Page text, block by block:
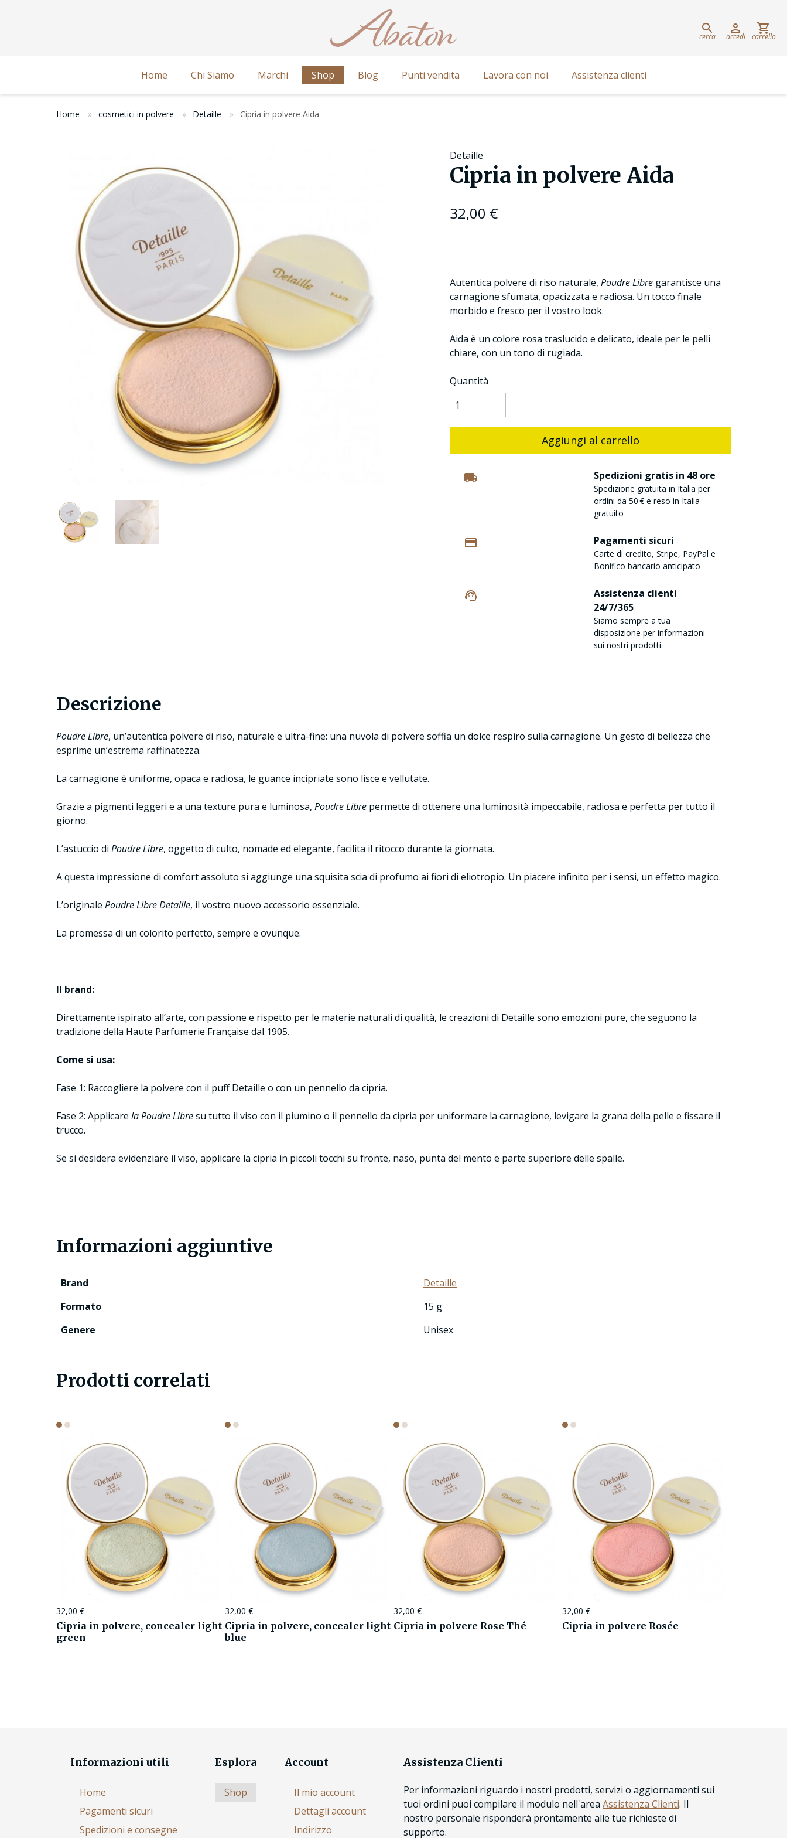
Home Chi Siamo Marchi Shop Blog Punti vendita Lavora con noi Assistenza clienti
cerca accedi carrello
Home cosmetici in polvere Detaille Cipria in polvere Aida
Detaille
Cipria in polvere Aida
32,00 €
Autentica polvere di riso naturale, Poudre Libre garantisce una
carnagione sfumata, opacizzata e radiosa. Un tocco finale
morbido e fresco per il vostro look.
Aida è un colore rosa traslucido e delicato, ideale per le pelli
chiare, con un tono di rugiada.
Quantità
Aggiungi al carrello
Spedizioni gratis in 48 ore
Spedizione gratuita in Italia per
ordini da 50 € e reso in Italia
gratuito
Pagamenti sicuri
Carte di credito, Stripe, PayPal e
Bonifico bancario anticipato
Assistenza clienti
24/7/365
Siamo sempre a tua
disposizione per informazioni
sui nostri prodotti.
Descrizione
Poudre Libre, un’autentica polvere di riso, naturale e ultra-fine: una nuvola di polvere soffia un dolce respiro sulla carnagione. Un gesto di bellezza che
esprime un’estrema raffinatezza.
La carnagione è uniforme, opaca e radiosa, le guance incipriate sono lisce e vellutate.
Grazie a pigmenti leggeri e a una texture pura e luminosa, Poudre Libre permette di ottenere una luminosità impeccabile, radiosa e perfetta per tutto il
giorno.
L’astuccio di Poudre Libre, oggetto di culto, nomade ed elegante, facilita il ritocco durante la giornata.
A questa impressione di comfort assoluto si aggiunge una squisita scia di profumo ai fiori di eliotropio. Un piacere infinito per i sensi, un effetto magico.
L’originale Poudre Libre Detaille, il vostro nuovo accessorio essenziale.
La promessa di un colorito perfetto, sempre e ovunque.
Il brand:
Direttamente ispirato all’arte, con passione e rispetto per le materie naturali di qualità, le creazioni di Detaille sono emozioni pure, che seguono la
tradizione della Haute Parfumerie Française dal 1905.
Come si usa:
Fase 1: Raccogliere la polvere con il puff Detaille o con un pennello da cipria.
Fase 2: Applicare la Poudre Libresu tutto il viso con il piumino o il pennello da cipria per uniformare la carnagione, levigare la grana della pelle e fissare il
trucco.
Se si desidera evidenziare il viso, applicare la cipria in piccoli tocchi su fronte, naso, punta del mento e parte superiore delle spalle.
Informazioni aggiuntive
Brand
Detaille
Formato
15 g
Genere
Unisex
Prodotti correlati
32,00 €
Cipria in polvere, concealer light
green
32,00 €
Cipria in polvere, concealer light
blue
32,00 €
Cipria in polvere Rose Thé
32,00 €
Cipria in polvere Rosée
Informazioni utili
Home
Pagamenti sicuri
Spedizioni e consegne
Esplora
Shop
Account
Il mio account
Dettagli account
Indirizzo
Assistenza Clienti
Per informazioni riguardo i nostri prodotti, servizi o aggiornamenti sui
tuoi ordini puoi compilare il modulo nell'area Assistenza Clienti. Il
nostro personale risponderà prontamente alle tue richieste di
supporto.